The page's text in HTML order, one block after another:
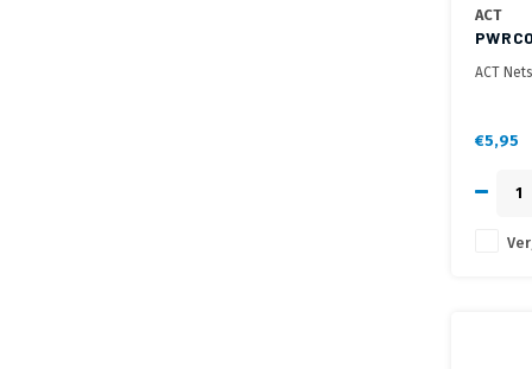
ACT
ACT
€5,95